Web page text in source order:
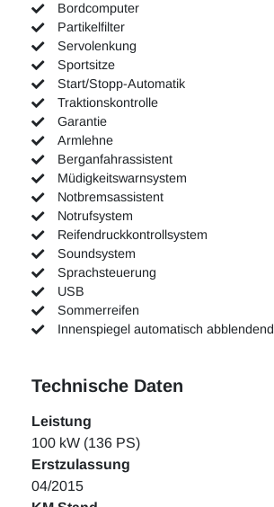
Bordcomputer
Partikelfilter
Servolenkung
Sportsitze
Start/Stopp-Automatik
Traktionskontrolle
Garantie
Armlehne
Berganfahrassistent
Müdigkeitswarnsystem
Notbremsassistent
Notrufsystem
Reifendruckkontrollsystem
Soundsystem
Sprachsteuerung
USB
Sommerreifen
Innenspiegel automatisch abblendend
Technische Daten
Leistung
100 kW (136 PS)
Erstzulassung
04/2015